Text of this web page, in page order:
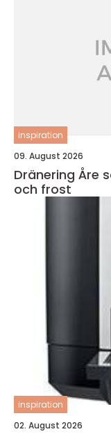
inspiration
09. August 2026
Dränering Åre så skyddar du huset mot fukt
och frost
inspiration
02. August 2026